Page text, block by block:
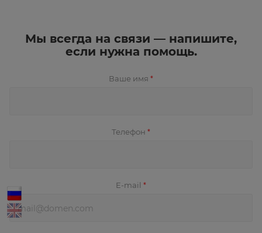
Мы всегда на связи — напишите,
если нужна помощь.
Ваше имя *
Телефон *
E-mail *